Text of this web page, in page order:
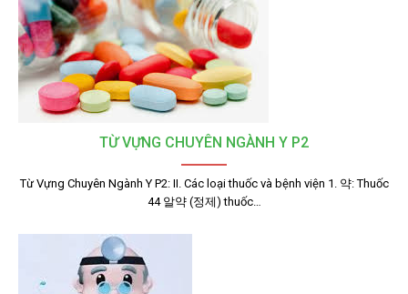
TỪ VỰNG CHUYÊN NGÀNH Y P2
Từ Vựng Chuyên Ngành Y P2: II. Các loại thuốc và bệnh viện 1. 약: Thuốc
44 알약 (정제) thuốc…